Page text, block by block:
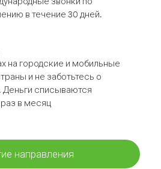
в течение 30 дней.
на городские и мобильные
и не заботьтесь о
Деньги списываются
в месяц
направления